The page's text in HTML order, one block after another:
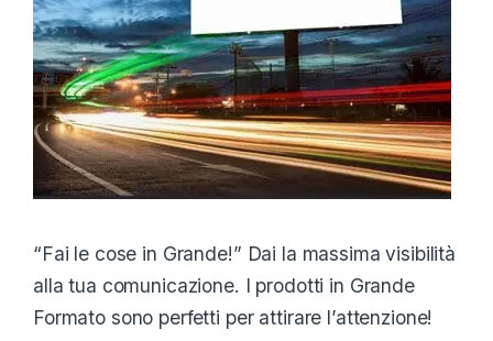
“Fai le cose in Grande!” Dai la massima visibilità
alla tua comunicazione. I prodotti in Grande
Formato sono perfetti per attirare l’attenzione!